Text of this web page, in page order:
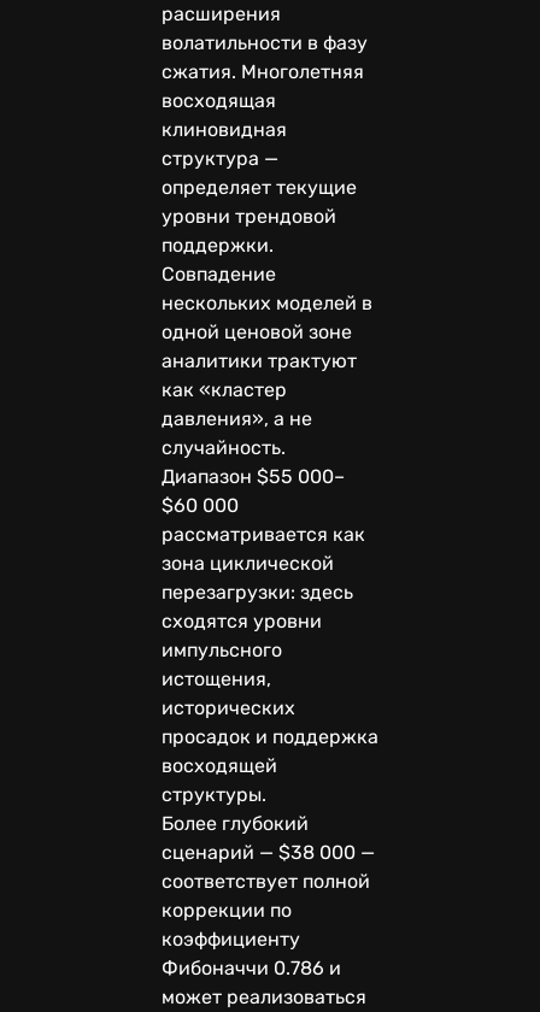
расширения
волатильности в фазу
сжатия. Многолетняя
восходящая
клиновидная
структура —
определяет текущие
уровни трендовой
поддержки.
Совпадение
нескольких моделей в
одной ценовой зоне
аналитики трактуют
как «кластер
давления», а не
случайность.
Диапазон $55 000–
$60 000
рассматривается как
зона циклической
перезагрузки: здесь
сходятся уровни
импульсного
истощения,
исторических
просадок и поддержка
восходящей
структуры.
Более глубокий
сценарий — $38 000 —
соответствует полной
коррекции по
коэффициенту
Фибоначчи 0.786 и
может реализоваться